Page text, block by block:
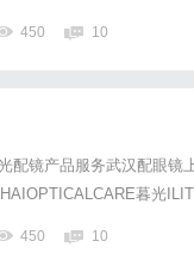
450 10
配镜产品服务武汉配眼镜
暮光
设有4家门店。以完整验
业度与高性价比...
450 10